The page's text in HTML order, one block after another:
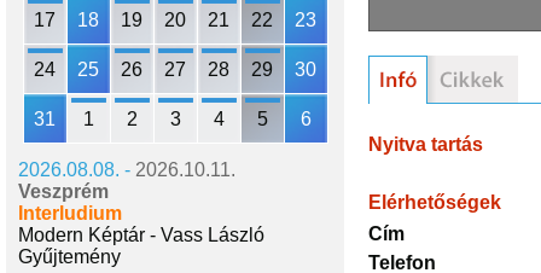
17 18 19 20 21 22 23
24 25 26 27 28 29 30
31 1 2 3 4 5 6
2026.08.08. - 2026.10.11.
Veszprém
Interludium
Modern Képtár - Vass László
Gyűjtemény
Nyitva tartás
Elérhetőségek
Cím
Telefon